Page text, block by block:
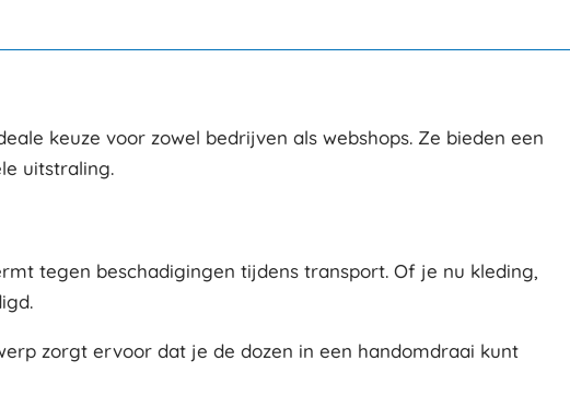
keuze voor zowel bedrijven als webshops. Ze bieden een
uitstraling.
tegen beschadigingen tijdens transport. Of je nu kleding,
zorgt ervoor dat je de dozen in een handomdraai kunt